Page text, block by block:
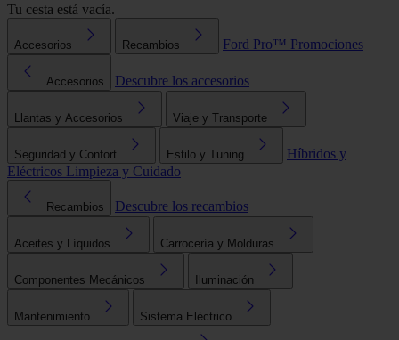
Tu cesta está vacía.
Accesorios Recambios Ford Pro™ Promociones
Accesorios Descubre los accesorios
Llantas y Accesorios Viaje y Transporte
Seguridad y Confort Estilo y Tuning
Híbridos y
Eléctricos Limpieza y Cuidado
Recambios Descubre los recambios
Aceites y Líquidos Carrocería y Molduras
Componentes Mecánicos Iluminación
Mantenimiento Sistema Eléctrico